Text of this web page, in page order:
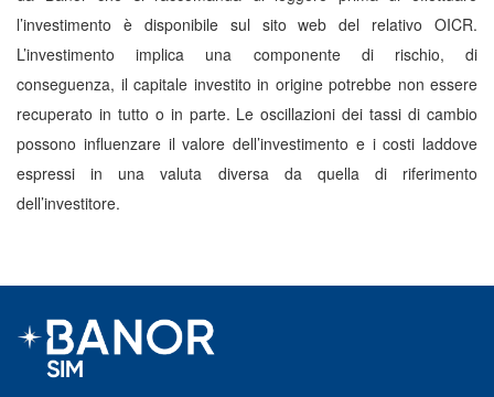
l’investimento è disponibile sul sito web del relativo OICR.
L’investimento implica una componente di rischio, di
conseguenza, il capitale investito in origine potrebbe non essere
recuperato in tutto o in parte. Le oscillazioni dei tassi di cambio
possono influenzare il valore dell’investimento e i costi laddove
espressi in una valuta diversa da quella di riferimento
dell’investitore.